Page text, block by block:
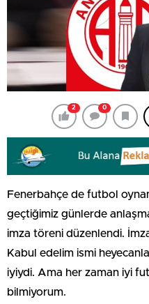
2 0
Fenerbahçe de futbol
geçtiğimiz günlerde
imza töreni düzenlendi.
Kabul edelim ismi
iyiydi. Ama her zaman iyi
bilmiyorum.